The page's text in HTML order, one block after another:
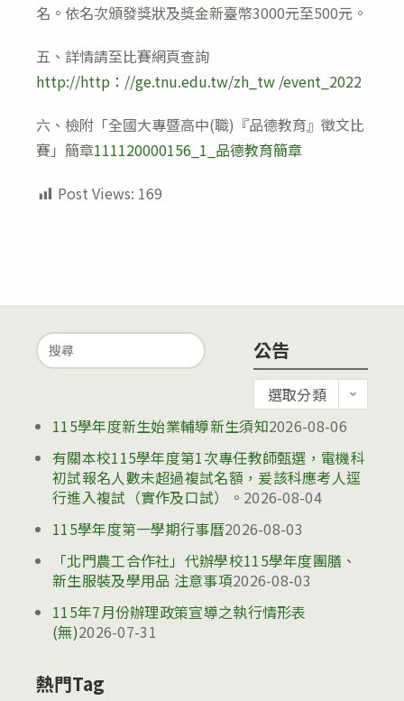
名。依名次頒發獎狀及獎金新臺幣3000元至500元。
五、詳情請至比賽網頁查詢
http://http：//ge.tnu.edu.tw/zh_tw /event_2022
六、檢附「全國大專暨高中(職)『品德教育』徵文比
賽」簡章111120000156_1_品德教育簡章
Post Views: 169
Search
for:
公告
告
選取分類
115學年度新生始業輔導新生須知2026-08-06
有關本校115學年度第1次專任教師甄選，電機科
初試報名人數未超過複試名額，爰該科應考人逕
行進入複試（實作及口試）。 2026-08-04
115學年度第一學期行事曆2026-08-03
「北門農工合作社」代辦學校115學年度團膳、
新生服裝及學用品 注意事項2026-08-03
115年7月份辦理政策宣導之執行情形表
(無)2026-07-31
熱門Tag